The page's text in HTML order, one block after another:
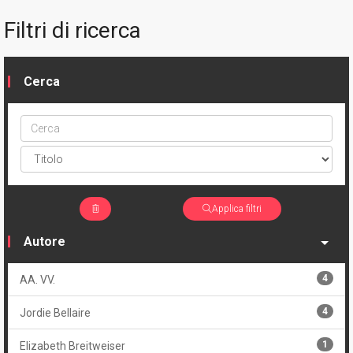
Filtri di ricerca
Cerca
Cerca
ptype
Applica filtri
Autore
AA. VV. 4
Jordie Bellaire 4
Elizabeth Breitweiser 1